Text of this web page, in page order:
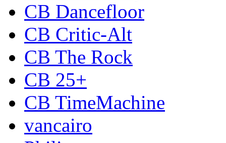
CB Dancefloor
CB Critic-Alt
CB The Rock
CB 25+
CB TimeMachine
vancairo